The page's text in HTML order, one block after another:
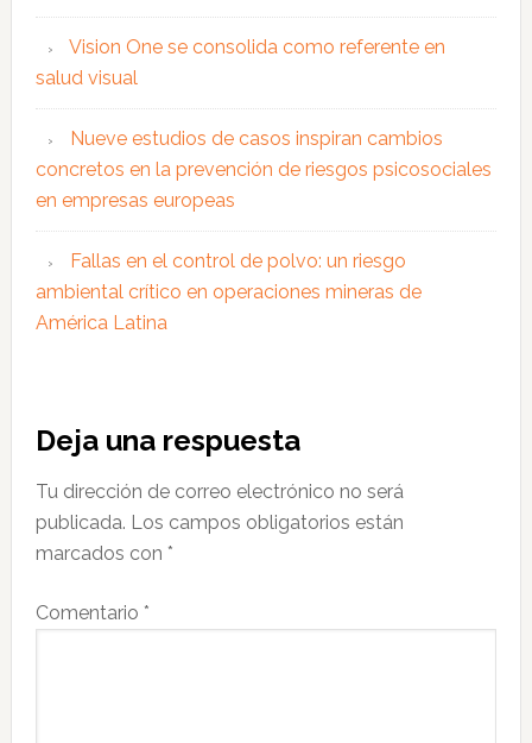
Vision One se consolida como referente en
salud visual
Nueve estudios de casos inspiran cambios
concretos en la prevención de riesgos psicosociales
en empresas europeas
Fallas en el control de polvo: un riesgo
ambiental crítico en operaciones mineras de
América Latina
Interacciones
con
los
lectores
Deja una respuesta
Tu dirección de correo electrónico no será
publicada. Los campos obligatorios están
marcados con *
Comentario *